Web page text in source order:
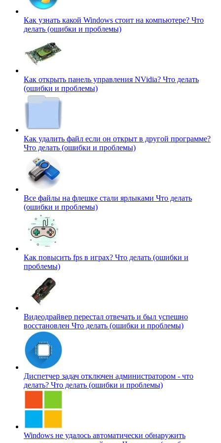
Как узнать какой Windows стоит на компьютере? Что
делать (ошибки и проблемы)
Как открыть панель управления NVidia? Что делать
(ошибки и проблемы)
Как удалить файл если он открыт в другой программе?
Что делать (ошибки и проблемы)
Все файлы на флешке стали ярлыками Что делать
(ошибки и проблемы)
Как повысить fps в играх? Что делать (ошибки и
проблемы)
Видеодрайвер перестал отвечать и был успешно
восстановлен Что делать (ошибки и проблемы)
Диспетчер задач отключен администратором - что
делать? Что делать (ошибки и проблемы)
Windows не удалось автоматически обнаружить